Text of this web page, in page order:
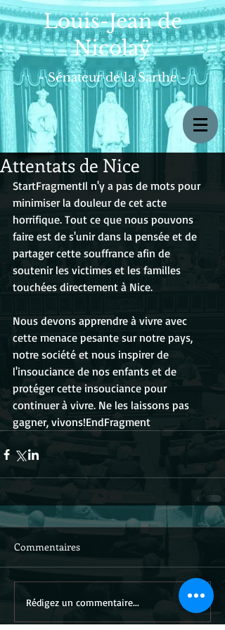
Louis-Jean de
Nicolaÿ
- Sénateur de la Sarthe -
Attentats de Nice
StartFragmentIl n'y a pas de mots pour
minimiser la douleur de cet acte
horrifique. Tout ce que nous pouvons
faire est de s'unir dans la pensée et de
partager cette souffrance afin de
soutenir les victimes et les familles
touchées directement à Nice.
Nous devons apprendre à vivre avec
cette menace pesante sur notre pays,
notre société et nous inspirer de
l'insouciance de nos enfants et de
protéger cette insouciance pour
continuer à vivre. Ne les laissons pas
gagner, vivons!EndFragment
Commentaires
Rédigez un commentaire...